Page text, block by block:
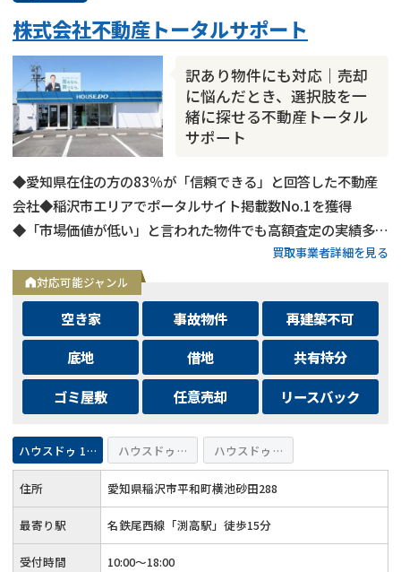
株式会社不動産トータルサポート
訳あり物件にも対応｜売却
に悩んだとき、選択肢を一
緒に探せる不動産トータル
サポート
◆愛知県在住の方の83％が「信頼できる」と回答した不動産
会社◆稲沢市エリアでポータルサイト掲載数No.1を獲得
◆「市場価値が低い」と言われた物件でも高額査定の実績多数
◆不動産査定は完全無料で対応◆ご家族連れでも安心のキッズ
スペースあり◆メールでのご相談は24時間受付中
買取事業者詳細を見る
対応可能ジャンル
空き家 事故物件
再建築不可
底地
借地
共有持分
ゴミ屋敷
任意売却 リースバック
ハウスドゥ 155号稲沢ハウスドゥ 愛西 ハウスドゥ 弥富・佐屋
住所 愛知県稲沢市平和町横池砂田288
最寄り駅 名鉄尾西線「渕高駅」徒歩15分
受付時間 10:00～18:00